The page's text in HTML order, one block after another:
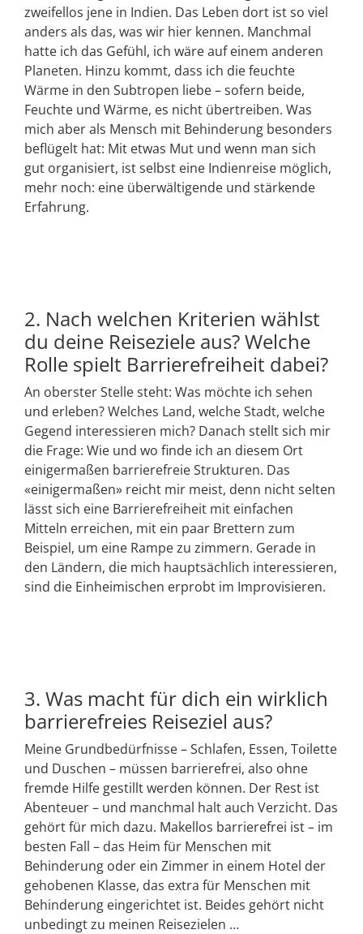
zweifellos jene in Indien. Das Leben dort ist so viel
anders als das, was wir hier kennen. Manchmal
hatte ich das Gefühl, ich wäre auf einem anderen
Planeten. Hinzu kommt, dass ich die feuchte
Wärme in den Subtropen liebe – sofern beide,
Feuchte und Wärme, es nicht übertreiben. Was
mich aber als Mensch mit Behinderung besonders
beflügelt hat: Mit etwas Mut und wenn man sich
gut organisiert, ist selbst eine Indienreise möglich,
mehr noch: eine überwältigende und stärkende
Erfahrung.
2. Nach welchen Kriterien wählst
du deine Reiseziele aus? Welche
Rolle spielt Barrierefreiheit dabei?
An oberster Stelle steht: Was möchte ich sehen
und erleben? Welches Land, welche Stadt, welche
Gegend interessieren mich? Danach stellt sich mir
die Frage: Wie und wo finde ich an diesem Ort
einigermaßen barrierefreie Strukturen. Das
«einigermaßen» reicht mir meist, denn nicht selten
lässt sich eine Barrierefreiheit mit einfachen
Mitteln erreichen, mit ein paar Brettern zum
Beispiel, um eine Rampe zu zimmern. Gerade in
den Ländern, die mich hauptsächlich interessieren,
sind die Einheimischen erprobt im Improvisieren.
3. Was macht für dich ein wirklich
barrierefreies Reiseziel aus?
Meine Grundbedürfnisse – Schlafen, Essen, Toilette
und Duschen – müssen barrierefrei, also ohne
fremde Hilfe gestillt werden können. Der Rest ist
Abenteuer – und manchmal halt auch Verzicht. Das
gehört für mich dazu. Makellos barrierefrei ist – im
besten Fall – das Heim für Menschen mit
Behinderung oder ein Zimmer in einem Hotel der
gehobenen Klasse, das extra für Menschen mit
Behinderung eingerichtet ist. Beides gehört nicht
unbedingt zu meinen Reisezielen …